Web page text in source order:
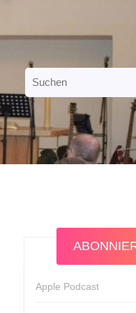
for:
Apple Podcast